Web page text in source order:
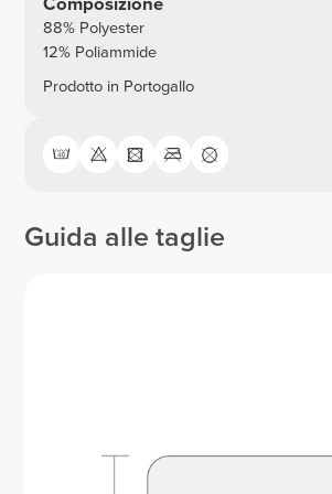
Composizione
88% Polyester
12% Poliammide
Prodotto in Portogallo
Guida alle taglie